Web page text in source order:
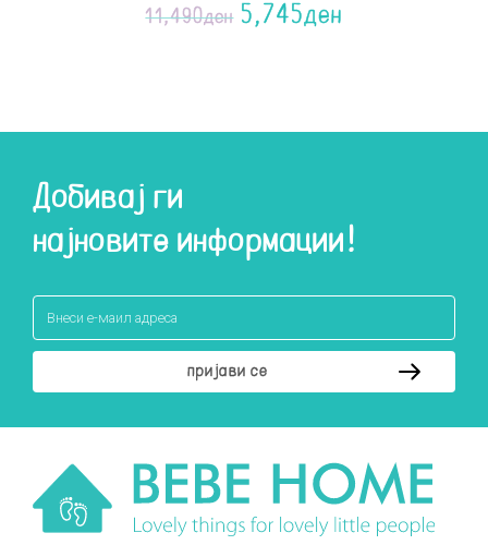
11,490ден 5,745ден
Добивај ги
најновите информации!